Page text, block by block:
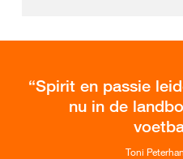
Spirit en passie
nu in de
Toni